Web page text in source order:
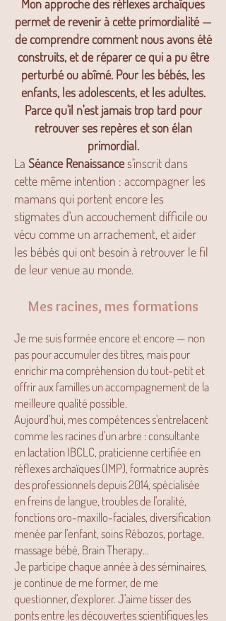
Mon approche des réflexes archaïques
permet de revenir à cette primordialité —
de comprendre comment nous avons été
construits, et de réparer ce qui a pu être
perturbé ou abîmé. Pour les bébés, les
enfants, les adolescents, et les adultes.
Parce qu'il n'est jamais trop tard pour
retrouver ses repères et son élan
primordial.
La Séance Renaissances'inscrit dans
cette même intention : accompagner les
mamans qui portent encore les
stigmates d'un accouchement difficile ou
vécu comme un arrachement, et aider
les bébés qui ont besoin à retrouver le fil
de leur venue au monde.
Mes racines, mes formations
Je me suis formée encore et encore — non
pas pour accumuler des titres, mais pour
enrichir ma compréhension du tout-petit et
offrir aux familles un accompagnement de la
meilleure qualité possible.
Aujourd'hui, mes compétences s'entrelacent
comme les racines d'un arbre : consultante
en lactation IBCLC, praticienne certifiée en
réflexes archaïques (IMP), formatrice auprès
des professionnels depuis 2014, spécialisée
en freins de langue, troubles de l'oralité,
fonctions oro-maxillo-faciales, diversification
menée par l'enfant, soins Rébozos, portage,
massage bébé, Brain Therapy...
Je participe chaque année à des séminaires,
je continue de me former, de me
questionner, d'explorer. J'aime tisser des
ponts entre les découvertes scientifiques les